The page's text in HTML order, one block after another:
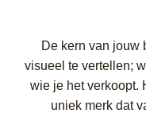
De kern van jouw
visueel te vertellen;
wie je het verkoopt.
uniek merk dat